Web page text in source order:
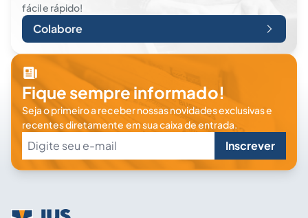
fácil e rápido!
Colabore
Fique sempre informado!
Seja o primeiro a receber nossas novidades exclusivas e
recentes diretamente em sua caixa de entrada.
Inscrever